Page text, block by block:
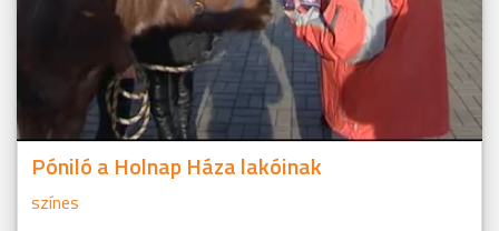
Póniló a Holnap Háza lakóinak
színes